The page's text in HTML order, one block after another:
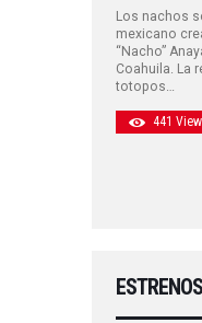
Los nachos
mexicano
“Nacho”
Coahuila. La
totopos…
441